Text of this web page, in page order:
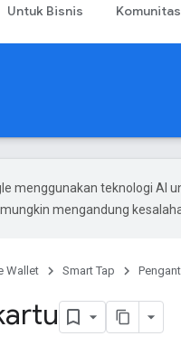
Untuk Bisnis Komunitas
menggunakan teknologi AI
mengandung
Wallet Smart Tap